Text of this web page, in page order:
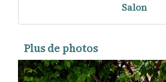
Salon
Plus de photos